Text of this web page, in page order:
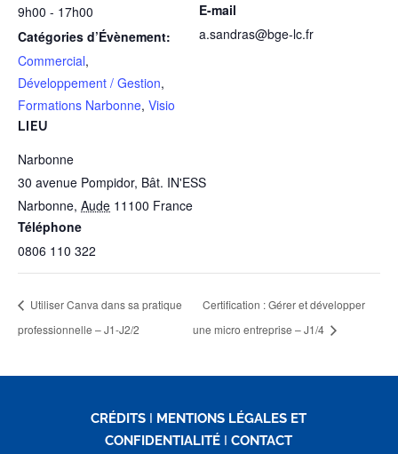
9h00 - 17h00
Catégories d’Évènement:
Commercial,
Développement / Gestion,
Formations Narbonne, Visio
LIEU
Narbonne
30 avenue Pompidor, Bât. IN'ESS
Narbonne, Aude 11100 France
Téléphone
0806 110 322
E-mail
a.sandras@bge-lc.fr
Utiliser Canva dans sa pratique
professionnelle – J1-J2/2
Certification : Gérer et développer
une micro entreprise – J1/4
CRÉDITS I MENTIONS LÉGALES ET
CONFIDENTIALITÉ ICONTACT